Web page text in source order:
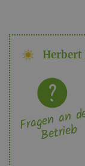
Herbert
Fragen an
Betrieb